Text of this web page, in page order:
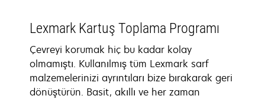
Lexmark Kartuş Toplama Programı
Çevreyi korumak hiç bu kadar kolay
olmamıştı. Kullanılmış tüm Lexmark sarf
malzemelerinizi ayrıntıları bize bırakarak geri
dönüştürün. Basit, akıllı ve her zaman